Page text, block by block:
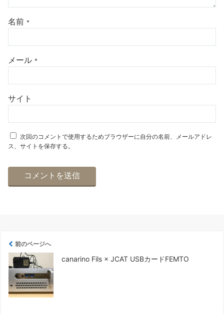
名前 *
メール *
サイト
次回のコメントで使用するためブラウザーに自分の名前、メールアドレ
ス、サイトを保存する。
前のページへ
canarino Fils × JCAT USBカードFEMTO